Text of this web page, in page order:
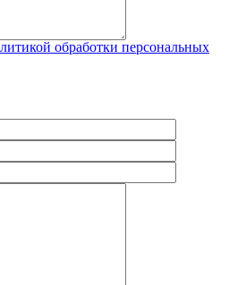
обработки персональных